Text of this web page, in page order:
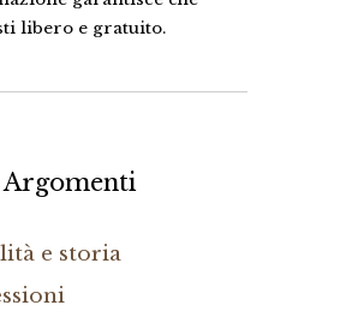
libero e gratuito.
Argomenti
e storia